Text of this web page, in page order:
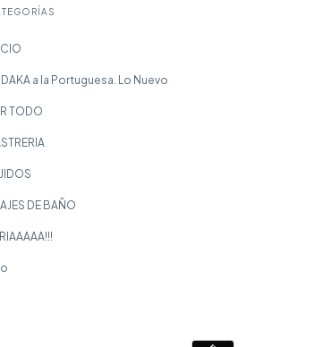
a la Portuguesa. Lo Nuevo
TODO
DE BAÑO